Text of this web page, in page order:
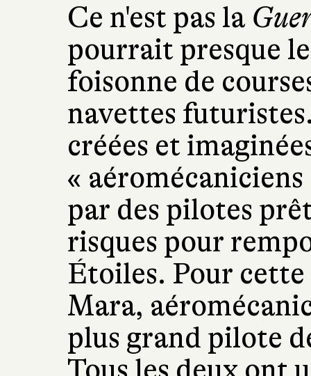
Ce n'est pas la
pourrait presque
foisonne de
navettes
créées et
«
par des pilotes
risques pour
Étoiles. Pour
Mara,
plus grand pilote